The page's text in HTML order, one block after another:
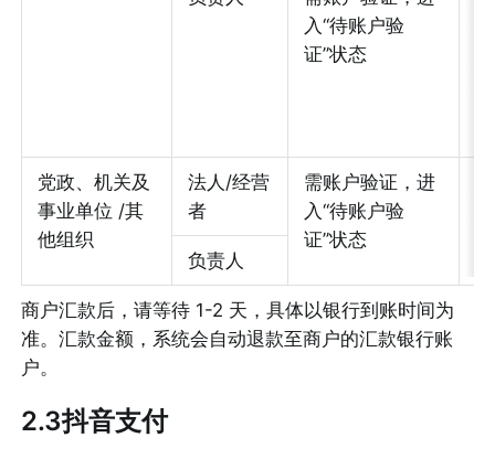
入“待账户验
证”状态
党政、机关及
事业单位 /其
他组织
法人/经营
者
需账户验证，进
入“待账户验
证”状态
负责人
商户汇款后，请等待 1-2 天，具体以银行到账时间为
准。汇款金额，系统会自动退款至商户的汇款银行账
户。
2.3抖音支付